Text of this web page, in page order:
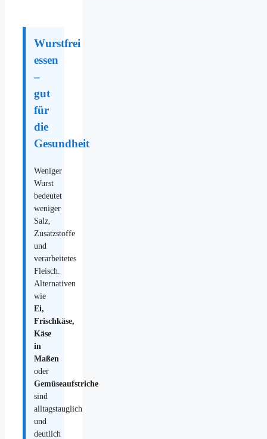
Wurstfrei
essen
–
gut
für
die
Gesundheit
Weniger
Wurst
bedeutet
weniger
Salz,
Zusatzstoffe
und
verarbeitetes
Fleisch.
Alternativen
wie
Ei,
Frischkäse,
Käse
in
Maßen
oder
Gemüseaufstriche
sind
alltagstauglich
und
deutlich